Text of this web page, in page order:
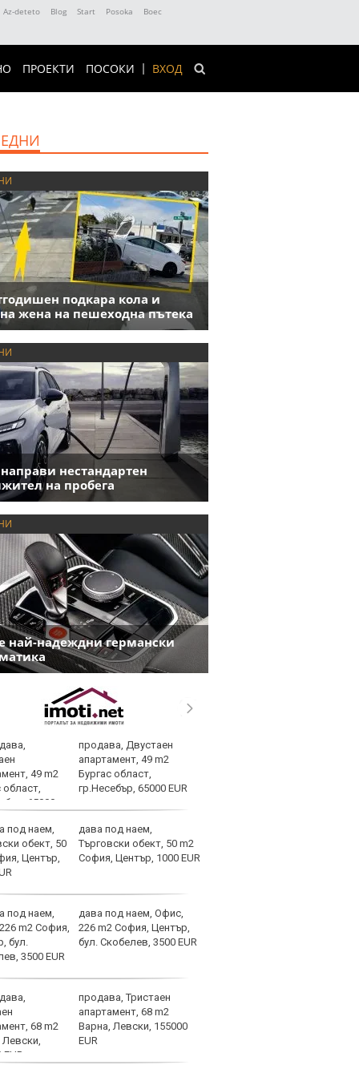
Az-deteto Blog Start Posoka
Boec
ВХОД
ПРОЕКТИ ПОСОКИ
подкара кола и
жена на пешеходна пътека
нестандартен
на пробега
най-надеждни германски
продава, Двустаен
апартамент, 49 m2
Бургас област,
гр.Несебър, 65000 EUR
дава под наем,
Търговски обект, 50 m2
София, Център, 1000 EUR
дава под наем, Офис,
226 m2 София, Център,
бул. Скобелев, 3500 EUR
продава, Тристаен
апартамент, 68 m2
Варна, Левски, 155000
EUR